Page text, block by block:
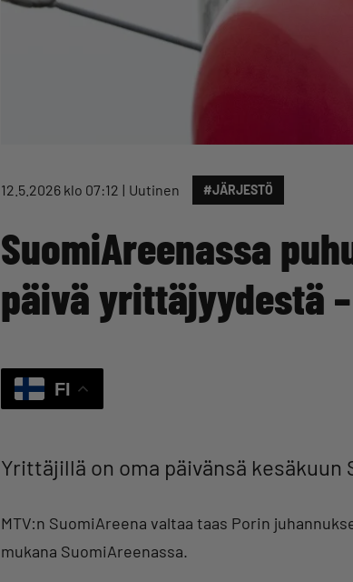
12.5.2026 klo 07:12 Uutinen #JÄRJESTÖ
SuomiAreenassa
päivä yrittäjyydestä
FI
Yrittäjillä on oma päivänsä kesäkuun
MTV:n SuomiAreena valtaa taas Porin
mukana SuomiAreenassa.